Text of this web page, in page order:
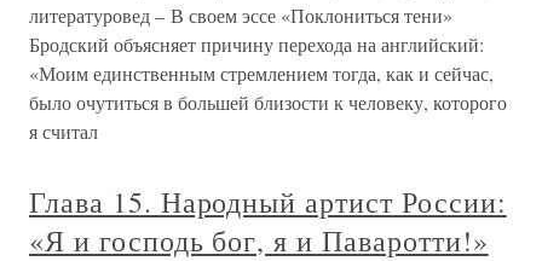
литературовед – В своем эссе «Поклониться тени»
Бродский объясняет причину перехода на английский:
«Моим единственным стремлением тогда, как и сейчас,
было очутиться в большей близости к человеку, которого
я считал
Глава 15. Народный артист России:
«Я и господь бог, я и Паваротти!»